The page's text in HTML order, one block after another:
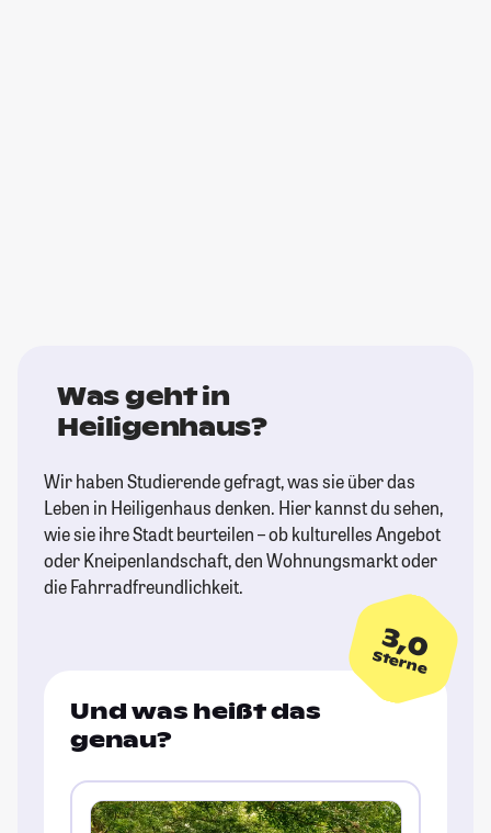
Was geht in
Heiligenhaus?
Wir haben Studierende gefragt, was sie über das
Leben in Heiligenhaus denken. Hier kannst du sehen,
wie sie ihre Stadt beurteilen – ob kulturelles Angebot
oder Kneipenlandschaft, den Wohnungsmarkt oder
die Fahrradfreundlichkeit.
3,0
Sterne
Und was heißt das
genau?